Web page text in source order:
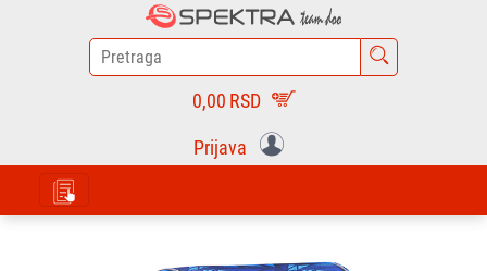
0,00 RSD
Prijava